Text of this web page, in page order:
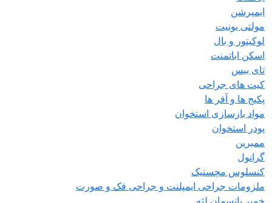
ایمپرشن
مولتی یونیت
لوکیتور و بال
اسکن اباتمنت
تای بیس
کیت های جراحی
پکیج ها و آفر ها
مواد بازسازی استخوان
پودر استخوان
ممبرین
گرانول
کنسلوس مچستیک
ملزومات جراحی ایمپلنت و جراحی فک و صورت